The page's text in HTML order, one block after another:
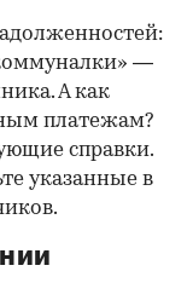
—
А как
платежам?
справки.
указанные в